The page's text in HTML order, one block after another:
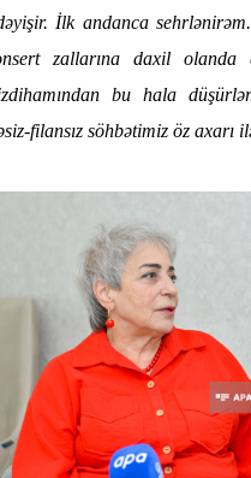
İlk andanca
zallarına daxil olanda
bu hala
filansız söhbətimiz öz axarı